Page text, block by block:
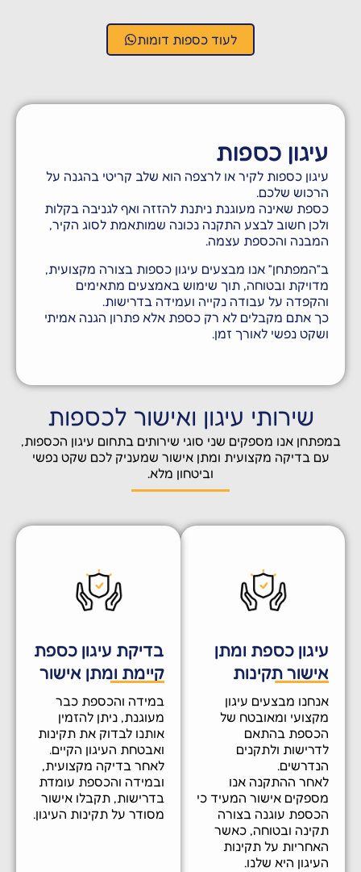
לעוד כספות דומות
כספות
כספות לקיר או לרצפה הוא שלב קריטי בהגנה על
שלכם.
שאינה מעוגנת ניתנת להזזה ואף לגניבה בקלות
חשוב לבצע התקנה נכונה שמותאמת לסוג הקיר,
והכספת עצמה.
אנו מבצעים עיגון כספות בצורה מקצועית,
ובטוחה, תוך שימוש באמצעים מתאימים
על עבודה נקייה ועמידה בדרישות.
אתם מקבלים לא רק כספת אלא פתרון הגנה אמיתי
נפשי לאורך זמן.
שירותי עיגון ואישור לכספות
אנו מספקים שני סוגי שירותים בתחום עיגון הכספות,
בדיקה מקצועית ומתן אישור שמעניק לכם שקט נפשי
וביטחון מלא.
כספת ומתן
תקינות
מבצעים עיגון
ומאובטח של
בהתאם
ולתקנים
ההתקנה אנו
אישור המעיד כי
עוגנה בצורה
ובטוחה, כאשר
על תקינות
היא שלנו.
בדיקת עיגון כספת
קיימת ומתן אישור
במידה והכספת כבר
מעוגנת, ניתן להזמין
אותנו לבדוק את תקינות
ואבטחת העיגון הקיים.
לאחר בדיקה מקצועית,
ובמידה והכספת עומדת
בדרישות, תקבלו אישור
מסודר על תקינות העיגון.